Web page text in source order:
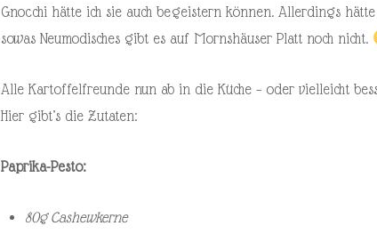
Gnocchi hätte ich sie auch begeistern können. Allerdings
sowas Neumodisches gibt es auf Mornshäuser Platt noch nicht.
Alle Kartoffelfreunde nun ab in die Küche – oder vielleicht
Hier gibt’s die Zutaten:
Paprika-Pesto:
80g Cashewkerne